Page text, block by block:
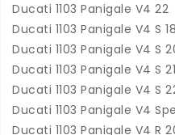
Ducati 1103 Panigale V4 22
Ducati 1103 Panigale V4 S
Ducati 1103 Panigale V4 S
Ducati 1103 Panigale V4 S 21
Ducati 1103 Panigale V4 S
Ducati 1103 Panigale V4
Ducati 1103 Panigale V4 R